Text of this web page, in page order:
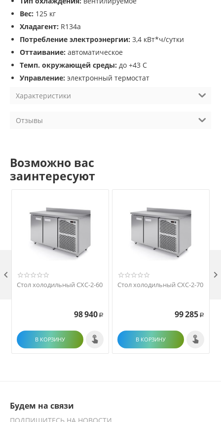
Вес: 125 кг
Хладагент: R134a
Потребление электроэнергии: 3,4 кВт*ч/сутки
Оттаивание: автоматическое
Темп. окружающей среды: до +43 С
Управление: электронный термостат
Характеристики
Отзывы
Возможно вас
заинтересуют
Стол холодильный СХС-2-60
98 940 Р
В КОРЗИНУ
Стол холодильный СХС-2-70
99 285 Р
В КОРЗИНУ
 
Будем на связи